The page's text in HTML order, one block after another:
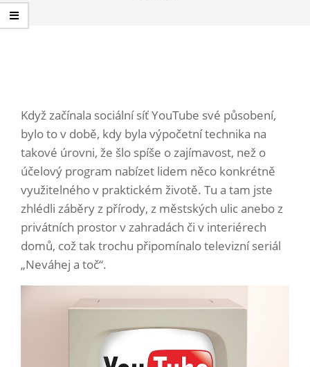
Když začínala sociální síť YouTube své působení,
bylo to v době, kdy byla výpočetní technika na
takové úrovni, že šlo spíše o zajímavost, než o
účelový program nabízet lidem něco konkrétně
využitelného v praktickém životě. Tu a tam jste
zhlédli záběry z přírody, z městských ulic anebo z
privátních prostor v zahradách či v interiérech
domů, což tak trochu připomínalo televizní seriál
„Neváhej a toč“.